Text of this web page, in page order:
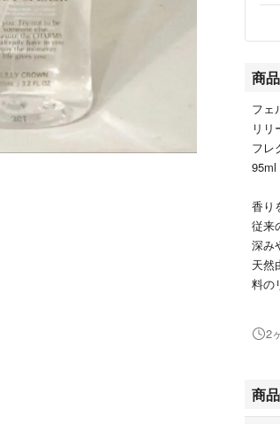
商
フェ
リリ
フレ
95ml
香り
従来
深み
天然
料の
り
アン
2
商